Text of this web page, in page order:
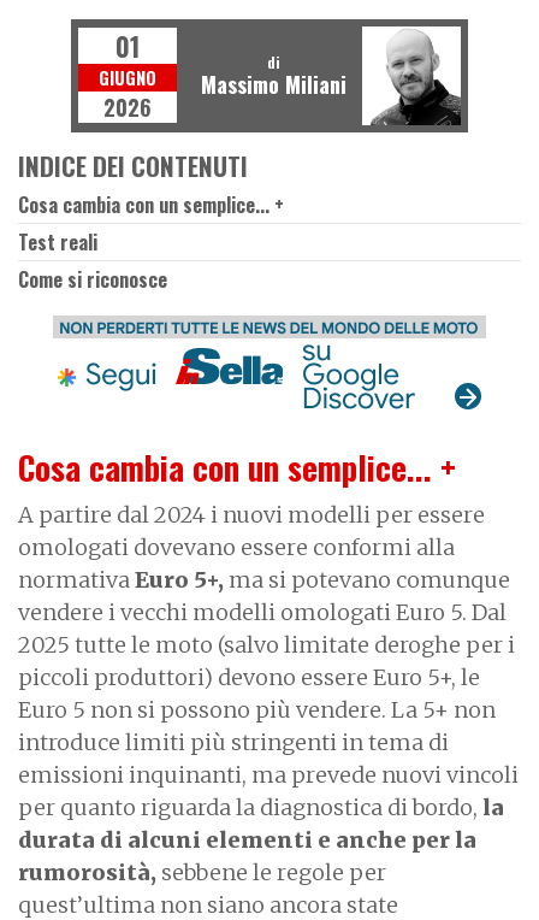
Cosa cambia con un semplice... +
A partire dal 2024 i nuovi modelli per essere
omologati dovevano essere conformi alla
normativaEuro 5+, ma si potevano comunque
vendere i vecchi modelli omologati Euro 5. Dal
2025 tutte le moto (salvo limitate deroghe per i
piccoli produttori) devono essere Euro 5+, le
Euro 5 non si possono più vendere. La 5+ non
introduce limiti più stringenti in tema di
emissioni inquinanti, ma prevede nuovi vincoli
per quanto riguarda la diagnostica di bordo, la
durata di alcuni elementi e anche per la
rumorosità, sebbene le regole per
quest’ultima non siano ancora state
01
GIUGNO
2026
di
Massimo Miliani
INDICE DEI CONTENUTI
Cosa cambia con un semplice... +
Test reali
Come si riconosce